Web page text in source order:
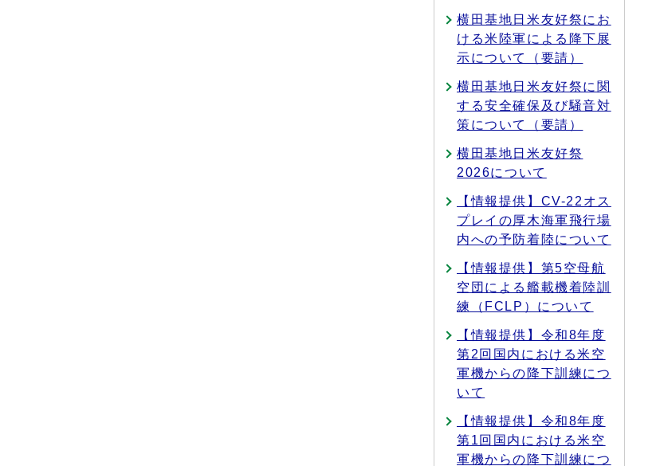
横田基地日米友好祭にお
ける米陸軍による降下展
示について（要請）
横田基地日米友好祭に関
する安全確保及び騒音対
策について（要請）
横田基地日米友好祭
2026について
【情報提供】CV-22オス
プレイの厚木海軍飛行場
内への予防着陸について
【情報提供】第5空母航
空団による艦載機着陸訓
練（FCLP）について
【情報提供】令和8年度
第2回国内における米空
軍機からの降下訓練につ
いて
【情報提供】令和8年度
第1回国内における米空
軍機からの降下訓練につ